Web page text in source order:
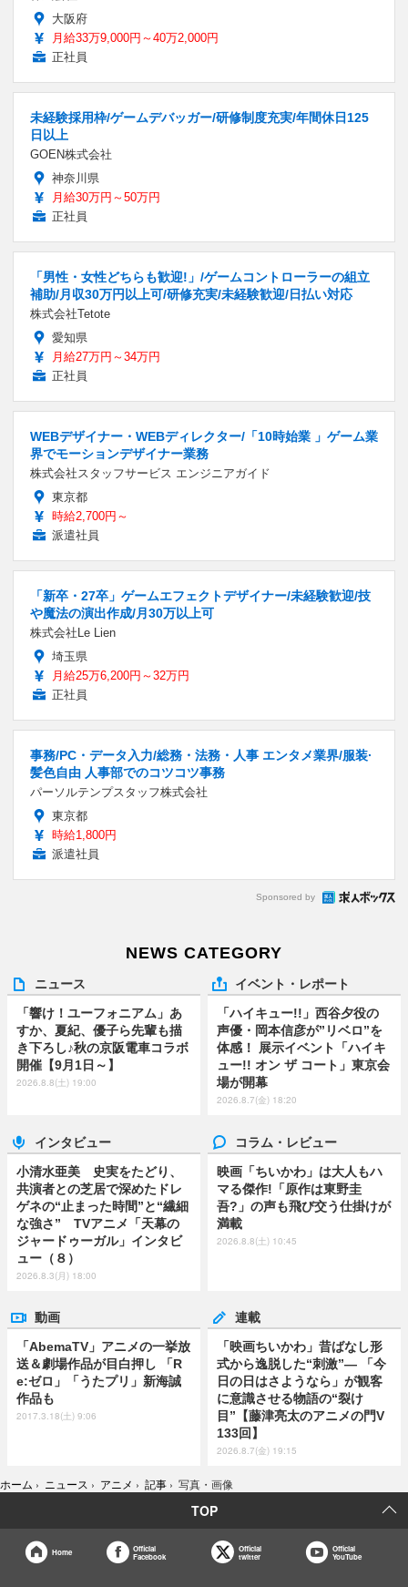
大阪府
月給33万9,000円～40万2,000円
正社員
未経験採用枠/ゲームデバッガー/研修制度充実/年間休日125
日以上
GOEN株式会社
神奈川県
月給30万円～50万円
正社員
「男性・女性どちらも歓迎!」/ゲームコントローラーの組立
補助/月収30万円以上可/研修充実/未経験歓迎/日払い対応
株式会社Tetote
愛知県
月給27万円～34万円
正社員
WEBデザイナー・WEBディレクター/「10時始業 」ゲーム業
界でモーションデザイナー業務
株式会社スタッフサービス エンジニアガイド
東京都
時給2,700円～
派遣社員
「新卒・27卒」ゲームエフェクトデザイナー/未経験歓迎/技
や魔法の演出作成/月30万以上可
株式会社Le Lien
埼玉県
月給25万6,200円～32万円
正社員
事務/PC・データ入力/総務・法務・人事 エンタメ業界/服装·
髪色自由 人事部でのコツコツ事務
パーソルテンプスタッフ株式会社
東京都
時給1,800円
派遣社員
Sponsored by
NEWS CATEGORY
ニュース
「響け！ユーフォニアム」あ
すか、夏紀、優子ら先輩も描
き下ろし♪秋の京阪電車コラボ
開催【9月1日～】
2026.8.8(土) 19:00
イベント・レポート
「ハイキュー!!」西谷夕役の
声優・岡本信彦が”リベロ”を
体感！ 展示イベント「ハイキ
ュー!! オン ザ コート」東京会
場が開幕
2026.8.7(金) 18:20
インタビュー
小清水亜美 史実をたどり、
共演者との芝居で深めたドレ
ゲネの“止まった時間”と“繊細
な強さ” TVアニメ「天幕の
ジャードゥーガル」インタビ
ュー（８）
2026.8.3(月) 18:00
コラム・レビュー
映画「ちいかわ」は大人もハ
マる傑作!「原作は東野圭
吾?」の声も飛び交う仕掛けが
満載
2026.8.8(土) 10:45
動画
「AbemaTV」アニメの一挙放
送＆劇場作品が目白押し 「R
e:ゼロ」「うたプリ」新海誠
作品も
2017.3.18(土) 9:06
連載
「映画ちいかわ」昔ばなし形
式から逸脱した“刺激”― 「今
日の日はさようなら」が観客
に意識させる物語の“裂け
目”【藤津亮太のアニメの門V
133回】
2026.8.7(金) 19:15
ホーム › ニュース › アニメ › 記事 › 写真・画像
TOP
Home
Official
Facebook
Official
twitter
Official
YouTube